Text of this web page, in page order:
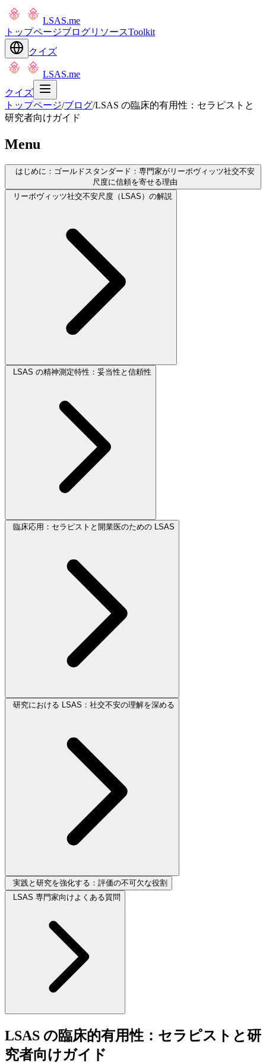
LSAS.me
トップページブログリソースToolkit
クイズ
LSAS.me
クイズ
トップページ/ブログ/LSAS の臨床的有用性：セラピストと
研究者向けガイド
Menu
はじめに：ゴールドスタンダード：専門家がリーボヴィッツ社交不安
尺度に信頼を寄せる理由
リーボヴィッツ社交不安尺度（LSAS）の解説
LSAS の精神測定特性：妥当性と信頼性
臨床応用：セラピストと開業医のための LSAS
研究における LSAS：社交不安の理解を深める
実践と研究を強化する：評価の不可欠な役割
LSAS 専門家向けよくある質問
LSAS の臨床的有用性：セラピストと研
究者向けガイド